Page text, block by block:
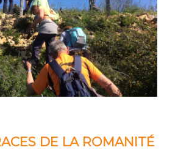
DE LA ROMANITÉ